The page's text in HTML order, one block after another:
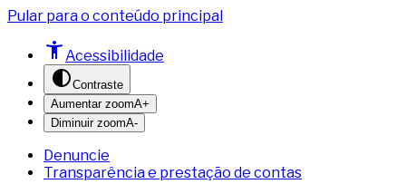
Pular para o conteúdo principal
Acessibilidade
Contraste
Aumentar zoomA+
Diminuir zoomA-
Denuncie
Transparência e prestação de contas